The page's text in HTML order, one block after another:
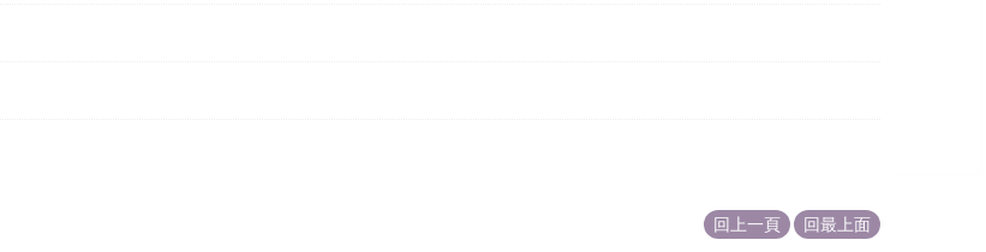
回上一頁 回最上面